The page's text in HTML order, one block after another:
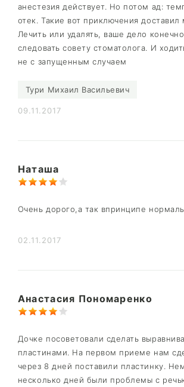
анестезия действует. Но потом ад:
отек. Такие вот приключения доставил
Лечить или удалять, ваше дело
следовать совету стоматолога. И
не с запущенным случаем
Тури Михаил Васильевич
09.11.2017
Наташа
Очень дорого,а так впринципе
02.11.2017
Анастасия Пономаренко
Дочке посоветовали сделать
пластинами. На первом приеме нам
через 8 дней поставили пластинку.
несколько дней были проблемы с